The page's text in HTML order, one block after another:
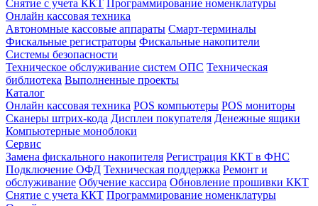
Снятие с учета ККТ Программирование номенклатуры
Онлайн кассовая техника
Автономные кассовые аппараты Смарт-терминалы
Фискальные регистраторы Фискальные накопители
Системы безопасности
Техническое обслуживание систем ОПС Техническая
библиотека Выполненные проекты
Каталог
Онлайн кассовая техника POS компьютеры POS мониторы
Сканеры штрих-кода Дисплеи покупателя Денежные ящики
Компьютерные моноблоки
Сервис
Замена фискального накопителя Регистрация ККТ в ФНС
Подключение ОФД Техническая поддержка Ремонт и
обслуживание Обучение кассира Обновление прошивки ККТ
Снятие с учета ККТ Программирование номенклатуры